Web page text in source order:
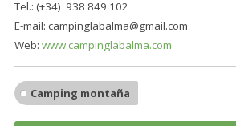
Tel.:(+34) 938 849 102
E-mail: campinglabalma@gmail.com
Web:www.campinglabalma.com
Camping montaña